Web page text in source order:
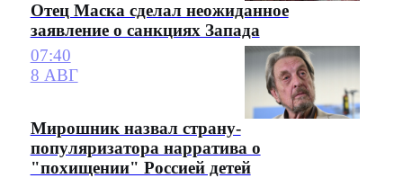
Отец Маска сделал неожиданное
заявление о санкциях Запада
07:40
8 АВГ
Мирошник назвал страну-
популяризатора нарратива о
"похищении" Россией детей